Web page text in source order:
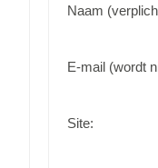
Naam
E-mail (wordt
Site: